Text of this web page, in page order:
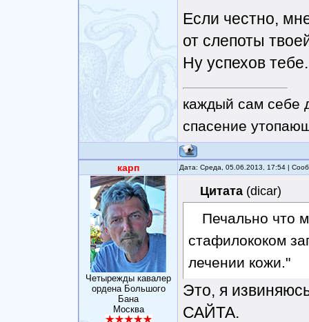
Если честно,
от слепоты
Ну успехов тебе.
каждый сам себе
спасение
карп Дата: Среда, 05.06.2013, 17:54 |
Четырежды кавалер
ордена Большого
Бана
Москва
Цитата (dicar)
Печально что
стафилококом
лечении кожи."
Это, я
САЙТА.